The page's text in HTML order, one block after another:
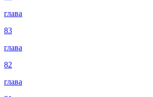
глава
83
глава
82
глава